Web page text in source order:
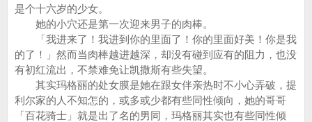
是个十六岁的少女。
她的小穴还是第一次迎来男子的肉棒。
「我进来了！我进到你的里面了！你的里面好美！你是我
的了！」然而当肉棒越进越深，却没有碰到应有的阻力，也没
有初红流出，不禁难免让凯撒斯有些失望。
其实玛格丽的处女膜是她在跟女伴亲热时不小心弄破，提
利尔家的人不知怎的，或多或少都有些同性倾向，她的哥哥
「百花骑士」就是出了名的男同，玛格丽其实也有些同性倾